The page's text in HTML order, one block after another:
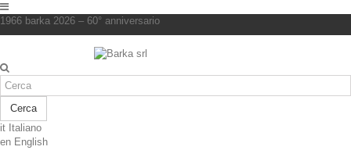
1966 barka 2026 – 60° anniversario
Cerca
it Italiano
en English